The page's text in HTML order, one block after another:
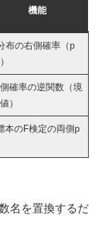
機能
布の右側確率（p
確率の逆関数（境
）
本のF検定の両側p
名を置換するだ